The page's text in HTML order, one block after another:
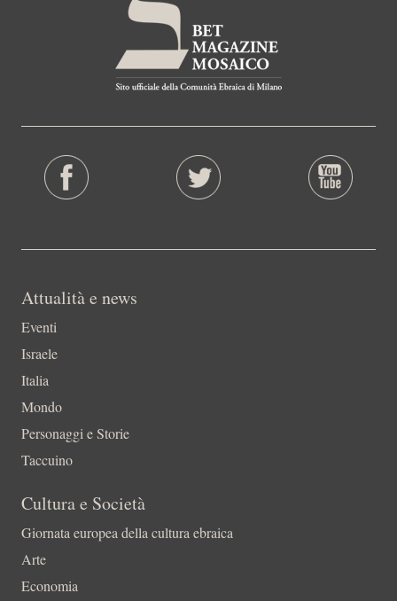
Attualità e news
Eventi
Israele
Italia
Mondo
Personaggi e Storie
Taccuino
Cultura e Società
Giornata europea della cultura ebraica
Arte
Economia